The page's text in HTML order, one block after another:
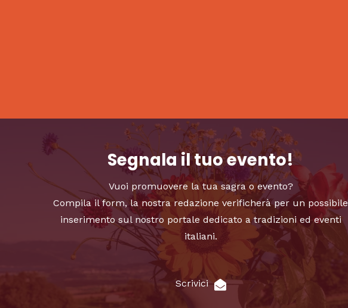
Segnala il tuo evento!
Vuoi promuovere la tua sagra o evento?
Compila il form, la nostra redazione verificherà per un possibile
inserimento sul nostro portale dedicato a tradizioni ed eventi
italiani.
Scrivici